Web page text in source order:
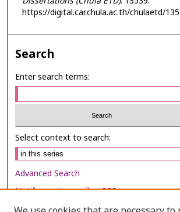
https://digital.car.chula.ac.th/chulaetd/
Search
Enter search terms:
Select context to search:
Advanced Search
Notify me via email orRSS